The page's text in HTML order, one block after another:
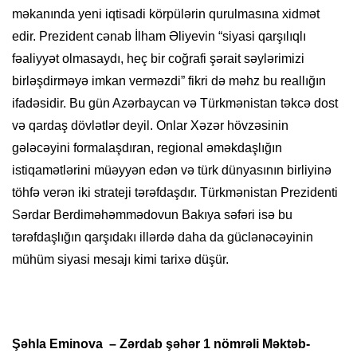
məkanında yeni iqtisadi körpülərin qurulmasına xidmət
edir. Prezident cənab İlham Əliyevin “siyasi qarşılıqlı
fəaliyyət olmasaydı, heç bir coğrafi şərait səylərimizi
birləşdirməyə imkan verməzdi” fikri də məhz bu reallığın
ifadəsidir. Bu gün Azərbaycan və Türkmənistan təkcə dost
və qardaş dövlətlər deyil. Onlar Xəzər hövzəsinin
gələcəyini formalaşdıran, regional əməkdaşlığın
istiqamətlərini müəyyən edən və türk dünyasının birliyinə
töhfə verən iki strateji tərəfdaşdır. Türkmənistan Prezidenti
Sərdar Berdiməhəmmədovun Bakıya səfəri isə bu
tərəfdaşlığın qarşıdakı illərdə daha da güclənəcəyinin
mühüm siyasi mesajı kimi tarixə düşür.
Şəhla Eminova – Zərdab şəhər 1 nömrəli Məktəb-